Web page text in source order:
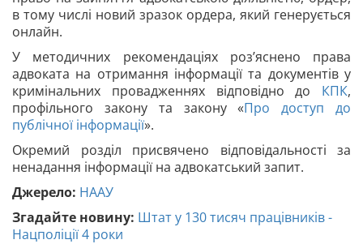
в тому числі новий зразок ордера, який генерується
онлайн.
У методичних рекомендаціях роз’яснено права
адвоката на отримання інформації та документів у
кримінальних провадженнях відповідно до КПК,
профільного закону та закону «Про доступ до
публічної інформації».
Окремий розділ присвячено відповідальності за
ненадання інформації на адвокатський запит.
Джерело: НААУ
Згадайте новину: Штат у 130 тисяч працівників -
Нацполіції 4 роки